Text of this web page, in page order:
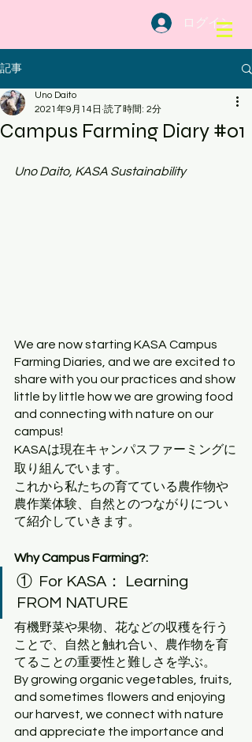
ログイン
記事
Campus Farming Diary #01
Uno Daito
2021年9月14日 読了時間: 2分
Uno Daito, KASA Sustainability
We are now starting KASA Campus
Farming Diaries, and we are excited to
share with you our practices and show
little by little how we are growing food
and connecting with nature on our
campus!
KASAは現在キャンパスファーミングに
取り組んでいます。
これから私たちの育てている農作物や
農作業体験、自然とのつながりについ
て紹介していきます。
Why Campus Farming?:
①  For KASA： Learning
FROM NATURE
有機野菜や果物、花などの収穫を行う
ことで、自然と触れ合い、農作物を育
てることの重要性と難しさを学ぶ。
By growing organic vegetables, fruits,
and sometimes flowers and enjoying
our harvest, we connect with nature
and appreciate the importance and